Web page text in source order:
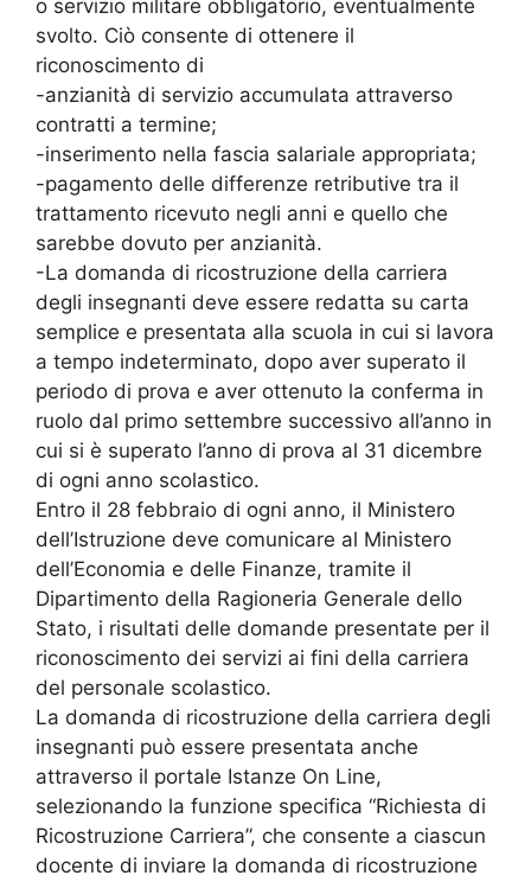
o servizio militare obbligatorio, eventualmente
svolto. Ciò consente di ottenere il
riconoscimento di
-anzianità di servizio accumulata attraverso
contratti a termine;
-inserimento nella fascia salariale appropriata;
-pagamento delle differenze retributive tra il
trattamento ricevuto negli anni e quello che
sarebbe dovuto per anzianità.
-La domanda di ricostruzione della carriera
degli insegnanti deve essere redatta su carta
semplice e presentata alla scuola in cui si lavora
a tempo indeterminato, dopo aver superato il
periodo di prova e aver ottenuto la conferma in
ruolo dal primo settembre successivo all’anno in
cui si è superato l’anno di prova al 31 dicembre
di ogni anno scolastico.
Entro il 28 febbraio di ogni anno, il Ministero
dell’Istruzione deve comunicare al Ministero
dell’Economia e delle Finanze, tramite il
Dipartimento della Ragioneria Generale dello
Stato, i risultati delle domande presentate per il
riconoscimento dei servizi ai fini della carriera
del personale scolastico.
La domanda di ricostruzione della carriera degli
insegnanti può essere presentata anche
attraverso il portale Istanze On Line,
selezionando la funzione specifica “Richiesta di
Ricostruzione Carriera”, che consente a ciascun
docente di inviare la domanda di ricostruzione